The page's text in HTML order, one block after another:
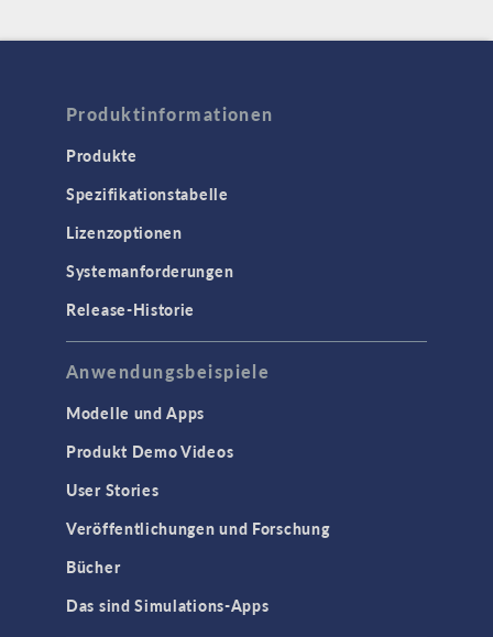
Produktinformationen
Produkte
Spezifikationstabelle
Lizenzoptionen
Systemanforderungen
Release-Historie
Anwendungsbeispiele
Modelle und Apps
Produkt Demo Videos
User Stories
Veröffentlichungen und Forschung
Bücher
Das sind Simulations-Apps